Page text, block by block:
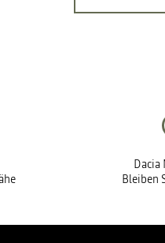
Dacia
Bleiben